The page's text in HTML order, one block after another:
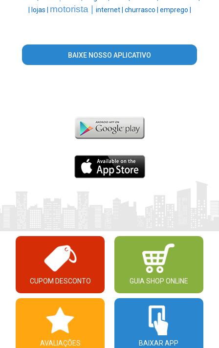
| lojas | motorista | internet | churrasco | emprego |
BAIXE NOSSO APLICATIVO
CUPOM DESCONTO GUIA SHOP ONLINE
AVALIAÇÕES BAIXAR APP